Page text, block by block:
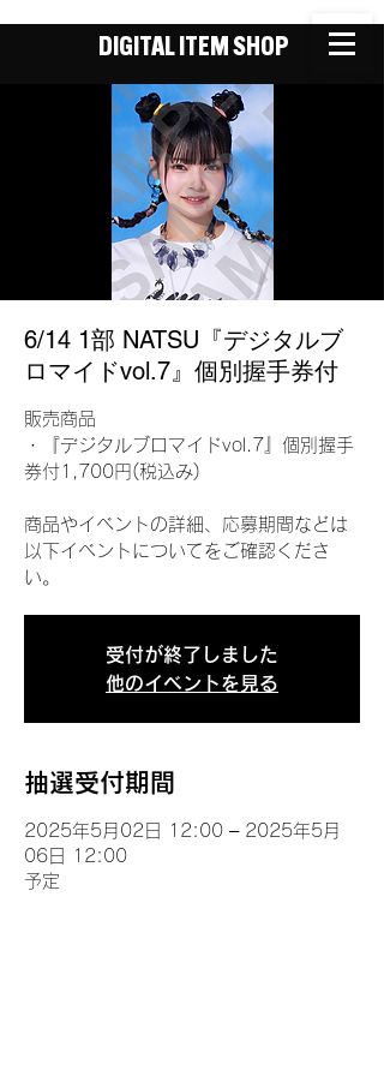
DIGITAL ITEM SHOP
6/14 1部 NATSU『デジタルブ
ロマイドvol.7』個別握手券付
販売商品
・『デジタルブロマイドvol.7』個別握手
券付1,700円(税込み)
商品やイベントの詳細、応募期間などは
以下イベントについてをご確認くださ
い。
受付が終了しました
他のイベントを見る
抽選受付期間
2025年5月02日 12:00 – 2025年5月
06日 12:00
予定